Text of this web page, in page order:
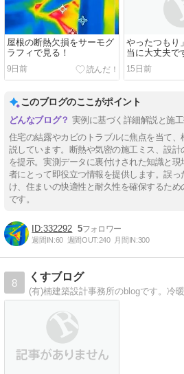
屋根の断熱欠損をサーモグ
ラフィで見る！
9日前
やったつもり
当に大丈夫で
15日前
このブログのここがポイント
実例に基づく詳細解説と施
住宅の結露やカビのトラブルに焦点を当て
説しています。断熱や気密の施工ミス、設
を提示。実測データに裏付けされた知識と
者にとって即役立つ情報を提供します。誤
け、住まいの快適性と耐久性を確保するた
です。
332292 5
週間IN:60 週間OUT:240 月間IN:300
8
くすブログ